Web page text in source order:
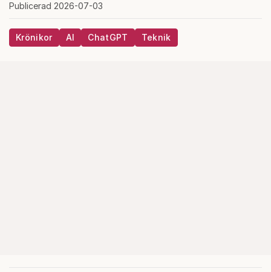
Publicerad 2026-07-03
Krönikor AI ChatGPT Teknik